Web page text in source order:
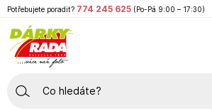
Potřebujete poradit? 774 245 625 (Po-Pá 9:00 – 17:30)